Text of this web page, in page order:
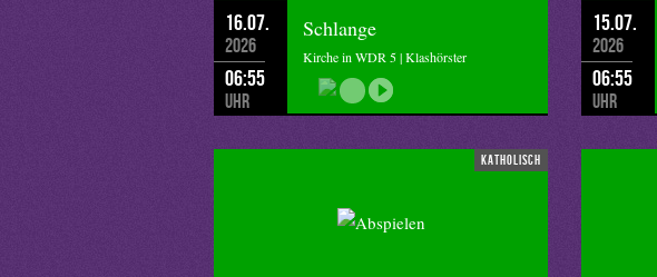
16.07.
2026
06:55
Uhr
Schlange
Kirche in WDR 5 | Klashörster
15.07.
2026
06:55
Uhr
katholisch